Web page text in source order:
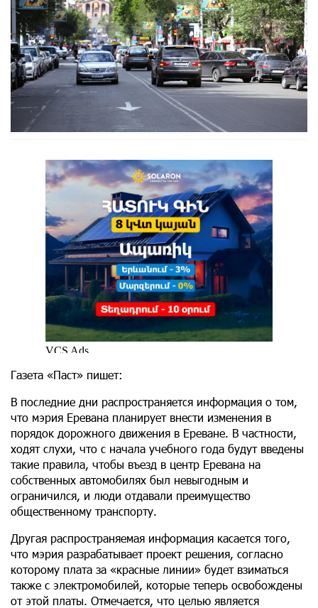
Газета «Паст» пишет:
В последние дни распространяется информация о том,
что мэрия Еревана планирует внести изменения в
порядок дорожного движения в Ереване. В частности,
ходят слухи, что с начала учебного года будут введены
такие правила, чтобы въезд в центр Еревана на
собственных автомобилях был невыгодным и
ограничился, и люди отдавали преимущество
общественному транспорту.
Другая распространяемая информация касается того,
что мэрия разрабатывает проект решения, согласно
которому плата за «красные линии» будет взиматься
также с электромобилей, которые теперь освобождены
от этой платы. Отмечается, что целью является